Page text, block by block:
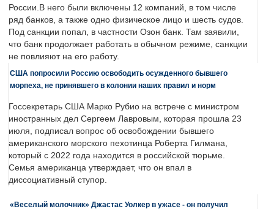
России.В него были включены 12 компаний, в том числе
ряд банков, а также одно физическое лицо и шесть судов.
Под санкции попал, в частности Озон банк. Там заявили,
что банк продолжает работать в обычном режиме, санкции
не повлияют на его работу.
США попросили Россию освободить осужденного бывшего
морпеха, не принявшего в колонии наших правил и норм
Госсекретарь США Марко Рубио на встрече с министром
иностранных дел Сергеем Лавровым, которая прошла 23
июля, подписал вопрос об освобождении бывшего
американского морского пехотинца Роберта Гилмана,
который с 2022 года находится в российской тюрьме.
Семья американца утверждает, что он впал в
диссоциативный ступор.
«Веселый молочник» Джастас Уолкер в ужасе - он получил